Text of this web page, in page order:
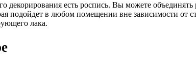
декорирования есть роспись. Вы можете
подойдет в любом помещении вне зависимости от
лака.